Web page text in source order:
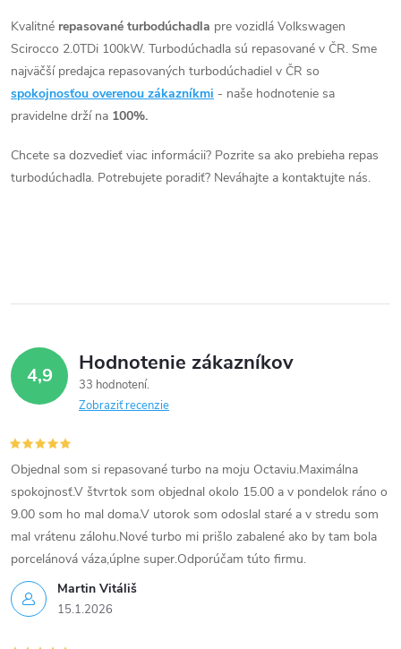
t
o
v
o
v
v
l
á
a
r
v
y
v
ý
p
i
s
Kvalitné repasované turbodúchadla pre vozidlá Volkswagen
Scirocco 2.0TDi 100kW. Turbodúchadla sú repasované v ČR. Sme
najväčší predajca repasovaných turbodúchadiel v ČR so
spokojnosťou overenou zákazníkmi - naše hodnotenie sa
pravidelne drží na 100%.
Chcete sa dozvedieť viac informácii? Pozrite sa ako prebieha repas
turbodúchadla. Potrebujete poradiť? Neváhajte a kontaktujte nás.
4,9 Hodnotenie zákazníkov
33 hodnotení
Zobraziť recenzie
Martin Vitáliš
15.1.2026
Objednal som si repasované turbo na moju Octaviu.Maximálna
spokojnosť.V štvrtok som objednal okolo 15.00 a v pondelok ráno o
9.00 som ho mal doma.V utorok som odoslal staré a v stredu som
mal vrátenu zálohu.Nové turbo mi prišlo zabalené ako by tam bola
porcelánová váza,úplne super.Odporúčam túto firmu.